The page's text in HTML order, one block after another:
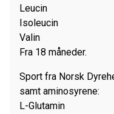
Leucin
Isoleucin
Valin
Fra 18 måneder.
Sport fra Norsk
samt aminosyrene:
L-Glutamin